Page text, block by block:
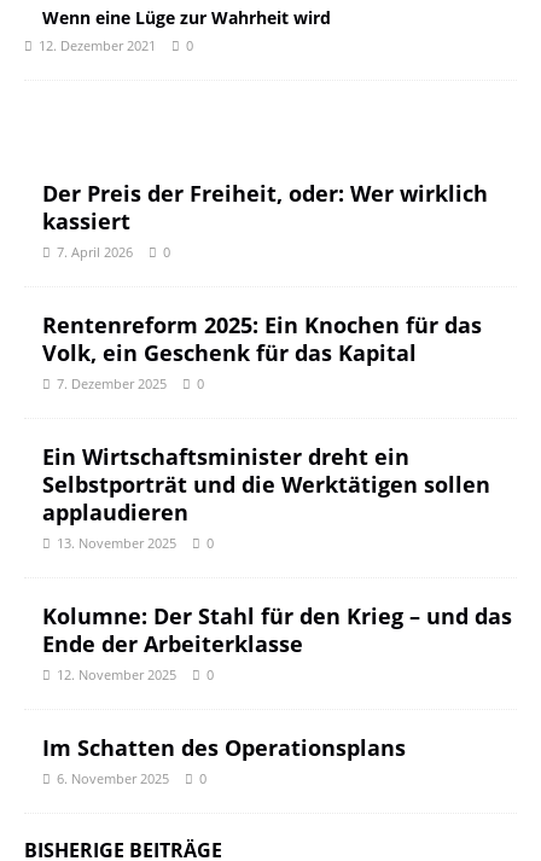
Wenn eine Lüge zur Wahrheit wird
12. Dezember 2021 0
Der Preis der Freiheit, oder: Wer wirklich
kassiert
7. April 2026 0
Rentenreform 2025: Ein Knochen für das
Volk, ein Geschenk für das Kapital
7. Dezember 2025 0
Ein Wirtschaftsminister dreht ein
Selbstporträt und die Werktätigen sollen
applaudieren
13. November 2025 0
Kolumne: Der Stahl für den Krieg – und das
Ende der Arbeiterklasse
12. November 2025 0
Im Schatten des Operationsplans
6. November 2025 0
BISHERIGE BEITRÄGE